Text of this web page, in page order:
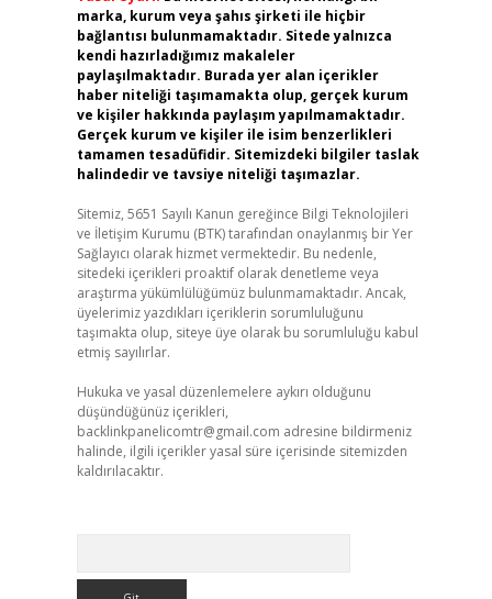
marka, kurum veya şahıs şirketi ile hiçbir
bağlantısı bulunmamaktadır. Sitede yalnızca
kendi hazırladığımız makaleler
paylaşılmaktadır. Burada yer alan içerikler
haber niteliği taşımamakta olup, gerçek kurum
ve kişiler hakkında paylaşım yapılmamaktadır.
Gerçek kurum ve kişiler ile isim benzerlikleri
tamamen tesadüfidir. Sitemizdeki bilgiler taslak
halindedir ve tavsiye niteliği taşımazlar.
Sitemiz, 5651 Sayılı Kanun gereğince Bilgi Teknolojileri
ve İletişim Kurumu (BTK) tarafından onaylanmış bir Yer
Sağlayıcı olarak hizmet vermektedir. Bu nedenle,
sitedeki içerikleri proaktif olarak denetleme veya
araştırma yükümlülüğümüz bulunmamaktadır. Ancak,
üyelerimiz yazdıkları içeriklerin sorumluluğunu
taşımakta olup, siteye üye olarak bu sorumluluğu kabul
etmiş sayılırlar.
Hukuka ve yasal düzenlemelere aykırı olduğunu
düşündüğünüz içerikleri,
backlinkpanelicomtr@gmail.com adresine bildirmeniz
halinde, ilgili içerikler yasal süre içerisinde sitemizden
kaldırılacaktır.